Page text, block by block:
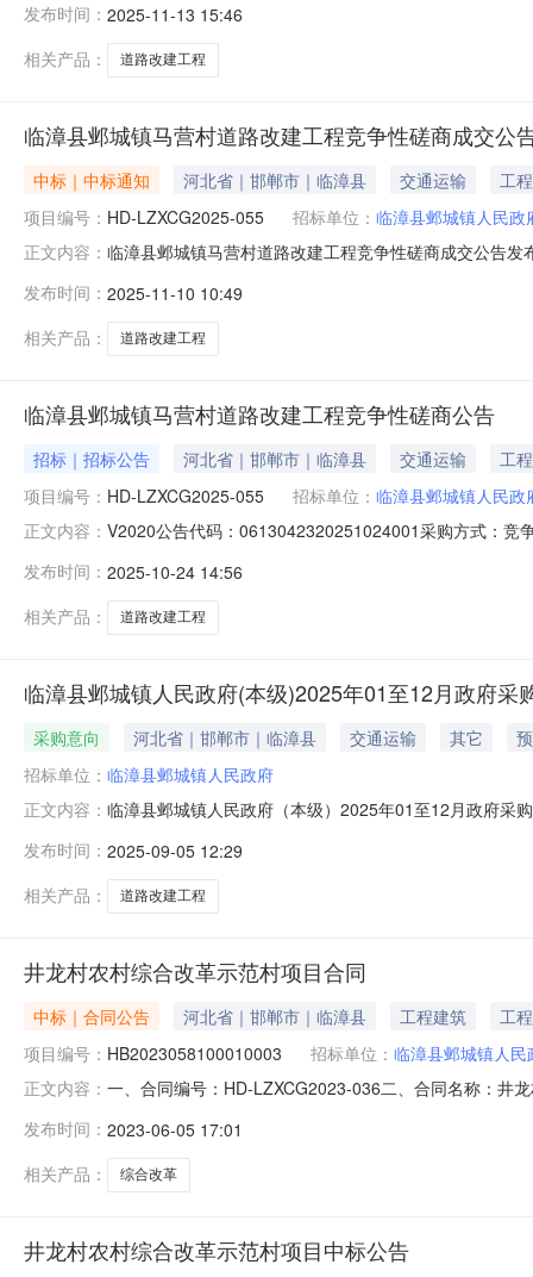
省邯郸市临漳县邺都大街中段西侧联系方式：孙先生
价
发布时间： 2025-11-13 15:46
相关产品：
道路改建工程
临漳县邺城镇马营村道路改建工程竞争性磋商成交公
中标｜中标通知 河北省｜邯郸市｜临漳县 交通运输
工程
项目编号： HD-LZXCG2025-055 招标单位： 临漳县邺城镇人民政
正文内容： 临漳县邺城镇马营村道路改建工程竞争性磋商成交公告
名称工程名称工程期限工程施工范围工程项目经理执业
所含全
发布时间： 2025-11-10 10:49
相关产品：
道路改建工程
临漳县邺城镇马营村道路改建工程竞争性磋商公告
招标｜招标公告 河北省｜邯郸市｜临漳县 交通运输
工程
项目编号： HD-LZXCG2025-055 招标单位： 临漳县邺城镇人民政
正文内容： V2020公告代码：0613042320251024001采购方式：竞
的政府采购政策：null采购人名称：临漳县邺城镇人民政
发布时间： 2025-10-24 14:56
相关产品：
道路改建工程
临漳县邺城镇人民政府(本级)2025年01至12月政府采
采购意向 河北省｜邯郸市｜临漳县 交通运输 其它
招标单位： 临漳县邺城镇人民政府
正文内容： 临漳县邺城镇人民政府（本级）2025年01至12月政府采
马营村道路改建工程改造马营村村内道路总长4310米，
意向是
发布时间： 2025-09-05 12:29
相关产品：
道路改建工程
井龙村农村综合改革示范村项目合同
中标｜合同公告 河北省｜邯郸市｜临漳县 工程建筑
工程
项目编号： HB2023058100010003 招标单位： 临漳县邺城镇人民
正文内容： 一、合同编号：HD-LZXCG2023-036二、合同名称：井
址：河北省邯郸市磁县磁州镇友谊路3号联系方式：151-
示
发布时间： 2023-06-05 17:01
相关产品：
综合改革
井龙村农村综合改革示范村项目中标公告